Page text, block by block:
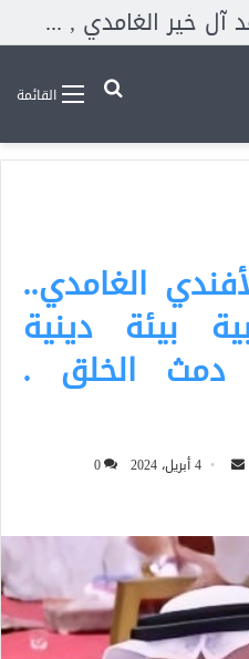
الأستاذ القدير . محمد آل خير الغامدي , ود. أحمد بن محمد سالم الغامدي وأخونا الغالي . سالم الحسن الأبلجي الغامدي مؤسس قروب تاريخ غامد ووثائقهم بالواتساب . وله حساب بـ اكس. دار بينهم ثناء أساتذة كبار أبهجني فنقلته هنا.
القائمةبحث عن
الغامدي..
بيئة دينية
دمث الخلق .
أرسل 4 أبريل، 2024
0